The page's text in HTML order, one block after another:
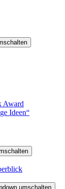
Award
Ideen“
umschalten